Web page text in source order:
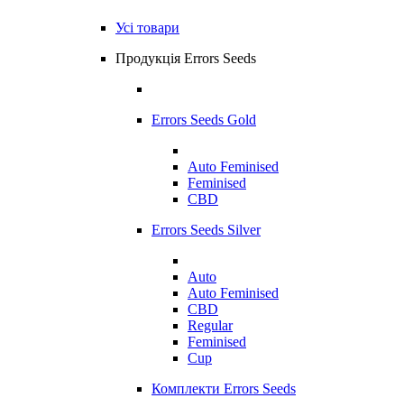
Усі товари
Продукція Errors Seeds
Errors Seeds Gold
Auto Feminised
Feminised
CBD
Errors Seeds Silver
Auto
Auto Feminised
CBD
Regular
Feminised
Cup
Комплекти Errors Seeds